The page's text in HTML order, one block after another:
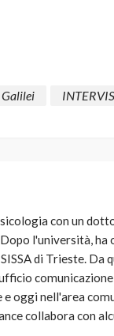
con un
l'università, ha
di Trieste. Da
oggi nell'area
collabora con